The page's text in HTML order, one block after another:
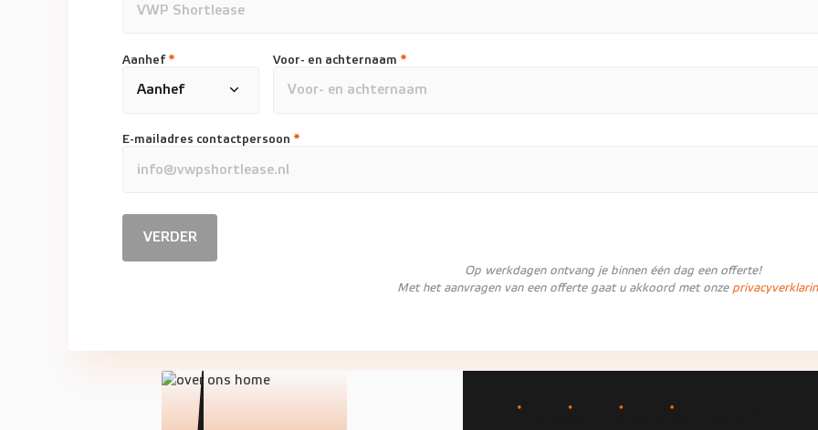
Aanhef* Voor- en achternaam *
E-mailadres contactpersoon *
VERDER
Op werkdagen ontvang je binnen één dag een offerte!
Met het aanvragen van een offerte gaat u akkoord met onze